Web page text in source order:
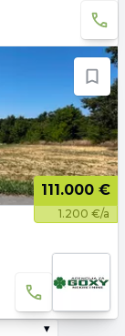
111.000 €
1.200 €/a
▾